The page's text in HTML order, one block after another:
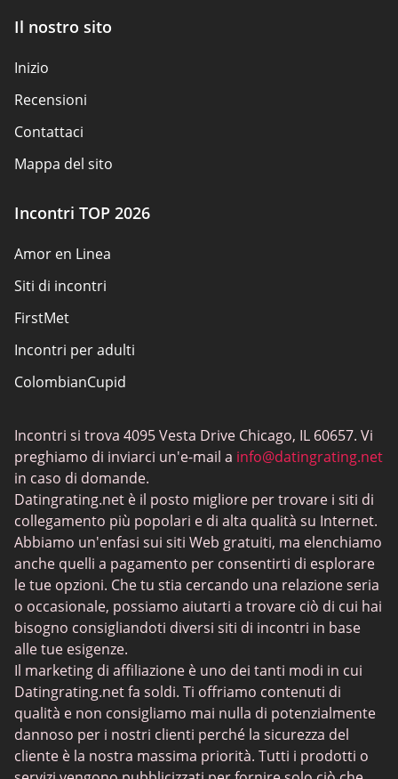
Il nostro sito
Inizio
Recensioni
Contattaci
Mappa del sito
Incontri TOP 2026
Amor en Linea
Siti di incontri
FirstMet
Incontri per adulti
ColombianCupid
MeetMindful
Incontri BDSM
BBPeopleMeet
Siti Sugar Daddy
JPeopleMeet
Incontri trans
Siti di incontri per anziani - Scelta di piattaforme con
interfacce semplici
MyLOL
Incontri gay
Incontri lesbici
Incontri si trova 4095 Vesta Drive Chicago, IL 60657. Vi
preghiamo di inviarci un'e-mail a info@datingrating.net
in caso di domande.
Datingrating.net è il posto migliore per trovare i siti di
collegamento più popolari e di alta qualità su Internet.
Abbiamo un'enfasi sui siti Web gratuiti, ma elenchiamo
anche quelli a pagamento per consentirti di esplorare
le tue opzioni. Che tu stia cercando una relazione seria
o occasionale, possiamo aiutarti a trovare ciò di cui hai
bisogno consigliandoti diversi siti di incontri in base
alle tue esigenze.
Il marketing di affiliazione è uno dei tanti modi in cui
Datingrating.net fa soldi. Ti offriamo contenuti di
qualità e non consigliamo mai nulla di potenzialmente
dannoso per i nostri clienti perché la sicurezza del
cliente è la nostra massima priorità. Tutti i prodotti o